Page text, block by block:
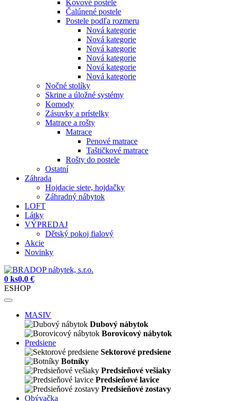
Kovové postele
Čalúnené postele
Postele podľa rozmeru
Nová kategorie
Nová kategorie
Nová kategorie
Nová kategorie
Nová kategorie
Nová kategorie
Nočné stolíky
Skrine a úložné systémy
Komody
Zásuvky a prístelky
Matrace a rošty
Matrace
Penové matrace
Taštičkové matrace
Rošty do postele
Ostatní
Záhrada
Hojdacie siete, hojdačky
Záhradný nábytok
LOFT
Látky
VÝPREDAJ
Dětský pokoj fialový
Akcie
Novinky
0 ks0,0 €
ESHOP
MASIV
Dubový nábytok
Borovicový nábytok
Predsiene
Sektorové predsiene
Botníky
Predsieňové vešiaky
Predsieňové lavice
Predsieňové zostavy
Obývačka